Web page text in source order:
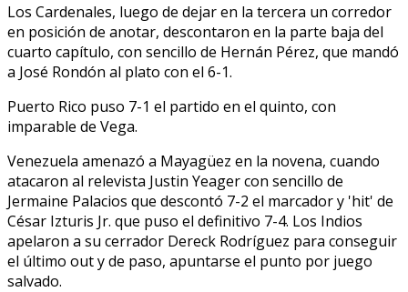
Los Cardenales, luego de dejar en la tercera un corredor
en posición de anotar, descontaron en la parte baja del
cuarto capítulo, con sencillo de Hernán Pérez, que mandó
a José Rondón al plato con el 6-1.
Puerto Rico puso 7-1 el partido en el quinto, con
imparable de Vega.
Venezuela amenazó a Mayagüez en la novena, cuando
atacaron al relevista Justin Yeager con sencillo de
Jermaine Palacios que descontó 7-2 el marcador y 'hit' de
César Izturis Jr. que puso el definitivo 7-4. Los Indios
apelaron a su cerrador Dereck Rodríguez para conseguir
el último out y de paso, apuntarse el punto por juego
salvado.